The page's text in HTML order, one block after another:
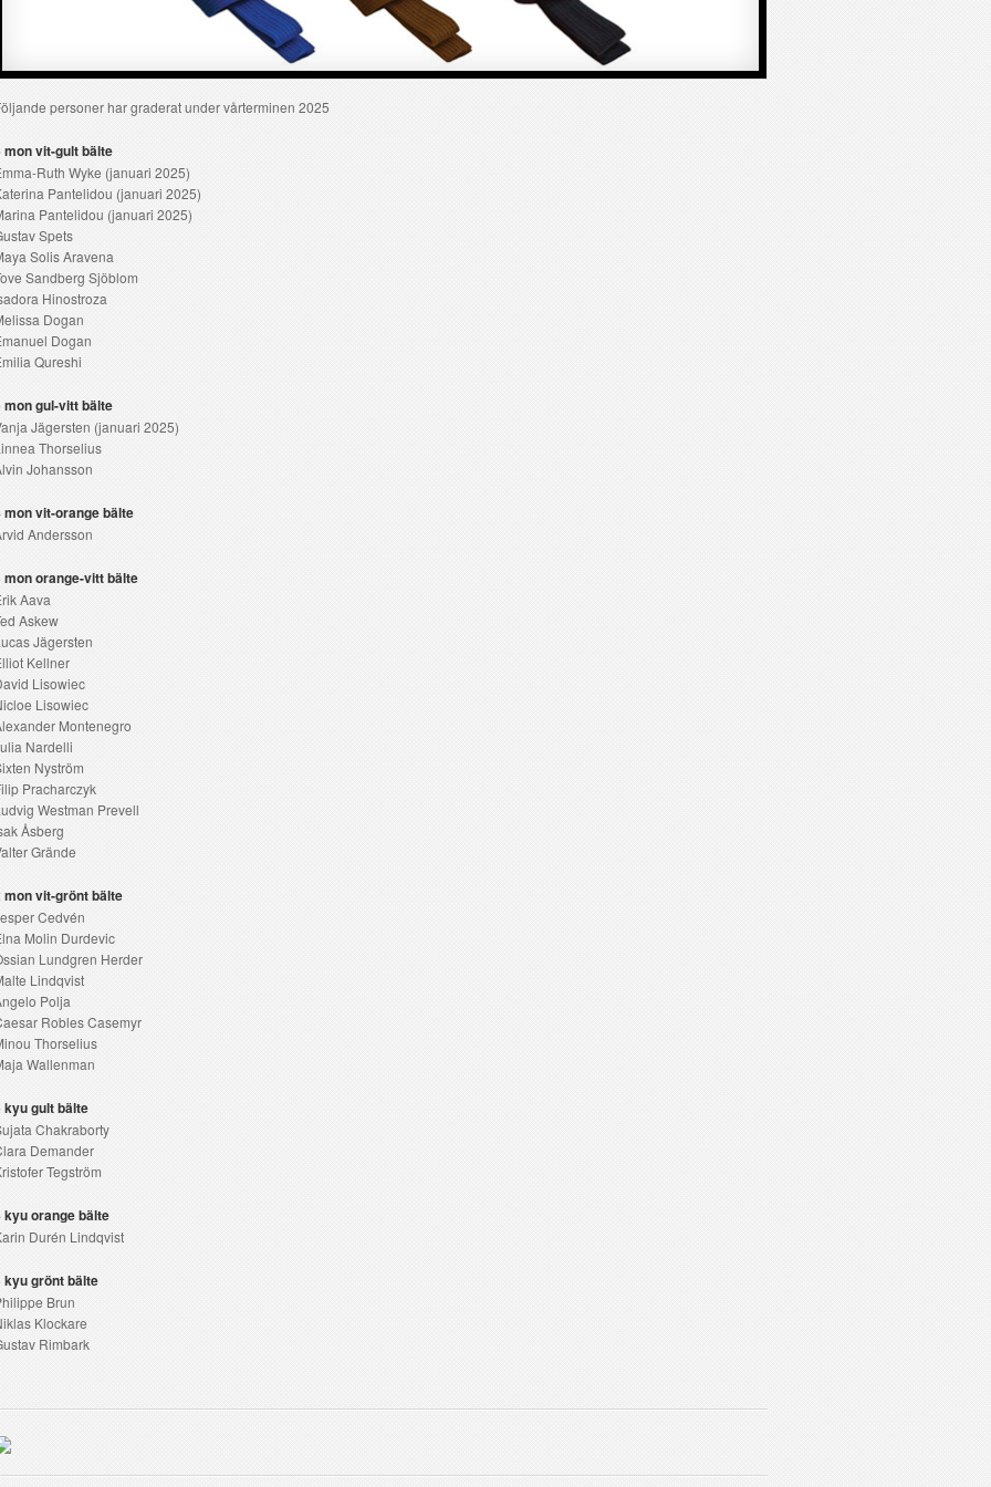
personer har graderat under vårterminen 2025
mon vit-gult bälte
Ruth Wyke (januari 2025)
Pantelidou (januari 2025)
Pantelidou (januari 2025)
Spets
Solis Aravena
Sandberg Sjöblom
Hinostroza
Dogan
Dogan
Qureshi
mon gul-vitt bälte
Jägersten (januari 2025)
Thorselius
Johansson
mon vit-orange bälte
Andersson
mon orange-vitt bälte
Aava
Askew
Jägersten
Kellner
Lisowiec
Lisowiec
Montenegro
Nardelli
Nyström
Pracharczyk
Westman Prevell
Åsberg
Grände
mon vit-grönt bälte
Cedvén
Molin Durdevic
Lundgren Herder
Lindqvist
Polja
Robles Casemyr
Thorselius
Wallenman
kyu gult bälte
Chakraborty
Demander
Tegström
kyu orange bälte
Durén Lindqvist
kyu grönt bälte
Brun
Klockare
Rimbark